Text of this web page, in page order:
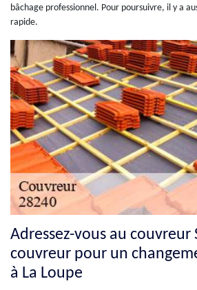
bâchage professionnel. Pour poursuivre, il y a
rapide.
Adressez-vous au couvreur
couvreur pour un
à La Loupe